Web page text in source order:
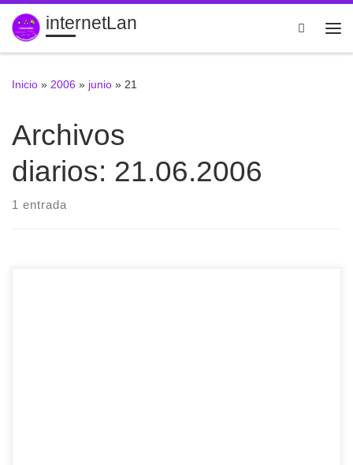
Saltar al contenido
internetLan
Search
Inicio » 2006 » junio » 21
Archivos
diarios: 21.06.2006
1 entrada